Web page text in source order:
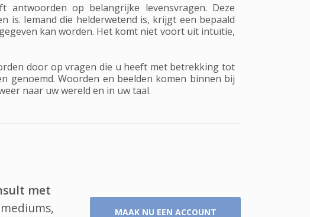
antwoorden op belangrijke levensvragen. Deze
is. Iemand die helderwetend is, krijgt een bepaald
kan worden. Het komt niet voort uit intuïtie,
door op vragen die u heeft met betrekking tot
genoemd. Woorden en beelden komen binnen bij
naar uw wereld en in uw taal.
met
MAAK NU EEN ACCOUNT